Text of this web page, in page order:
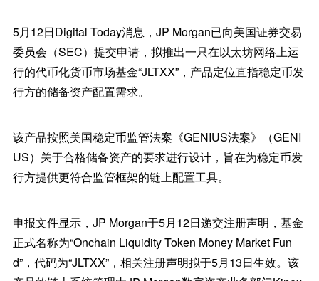
5月12日Digital Today消息，JP Morgan已向美国证券交易
委员会（SEC）提交申请，拟推出一只在以太坊网络上运
行的代币化货币市场基金“JLTXX”，产品定位直指稳定币发
行方的储备资产配置需求。
该产品按照美国稳定币监管法案《GENIUS法案》（GENI
US）关于合格储备资产的要求进行设计，旨在为稳定币发
行方提供更符合监管框架的链上配置工具。
申报文件显示，JP Morgan于5月12日递交注册声明，基金
正式名称为“Onchain Liquidity Token Money Market Fun
d”，代码为“JLTXX”，相关注册声明拟于5月13日生效。该